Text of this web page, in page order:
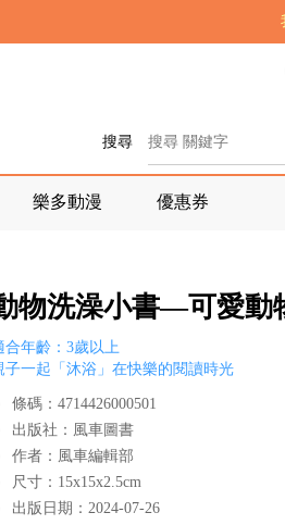
搜尋
樂多動漫 優惠券
物洗澡小書—可愛動
合年齡：3歲以上
子一起「沐浴」在快樂的閱讀時光
條碼：4714426000501
出版社：風車圖書
作者：風車編輯部
尺寸：15x15x2.5cm
出版日期：2024-07-26